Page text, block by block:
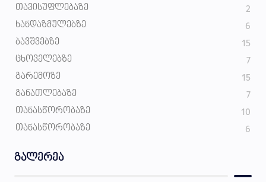
ᲗᲐᲕᲘᲡᲣᲤᲚᲔᲑᲐᲖᲔ 2
ᲮᲐᲜᲓᲐᲖᲛᲣᲚᲔᲑᲖᲔ 6
ᲑᲐᲕᲨᲕᲔᲑᲖᲔ 15
ᲪᲮᲝᲕᲔᲚᲔᲑᲖᲔ 7
ᲒᲐᲠᲔᲛᲝᲖᲔ 15
ᲒᲐᲜᲐᲗᲚᲔᲑᲐᲖᲔ 7
ᲗᲐᲜᲐᲡᲬᲝᲠᲝᲑᲐᲖᲔ 10
ᲗᲐᲜᲐᲡᲬᲝᲠᲝᲑᲐᲖᲔ 6
გალერეა